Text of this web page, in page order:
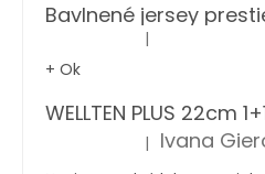
Hodnotenie produktu je 5 z 5
|
+ Ok
Hodnotenie produktu je 5 z 5
| Ivana